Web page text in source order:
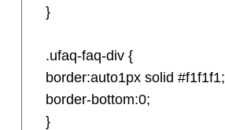
}
.ufaq-faq-div {
border:auto1px solid #f1f1f1;
border-bottom:0;
}